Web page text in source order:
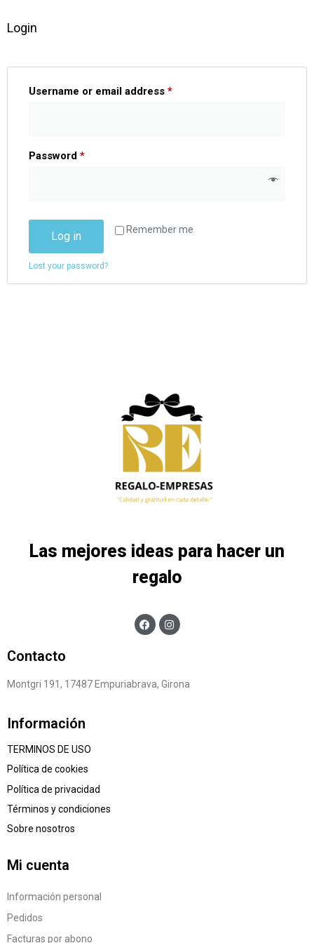
Login
Username or email address *
Password *
Remember me
Log in
Lost your password?
Las mejores ideas para hacer un
regalo
Contacto
Montgri 191, 17487 Empuriabrava, Girona
Información
TERMINOS DE USO
Política de cookies
Política de privacidad
Términos y condiciones
Sobre nosotros
Mi cuenta
Información personal
Pedidos
Facturas por abono